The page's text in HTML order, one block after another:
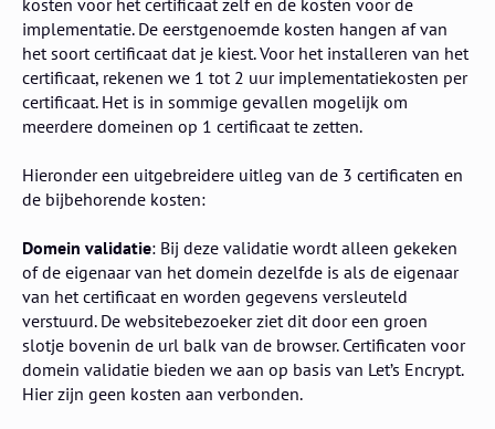
implementatie. De eerstgenoemde kosten hangen af van
het soort certificaat dat je kiest. Voor het installeren van het
certificaat, rekenen we 1 tot 2 uur implementatiekosten per
certificaat. Het is in sommige gevallen mogelijk om
meerdere domeinen op 1 certificaat te zetten.
Hieronder een uitgebreidere uitleg van de 3 certificaten en
de bijbehorende kosten:
Domein validatie: Bij deze validatie wordt alleen gekeken
of de eigenaar van het domein dezelfde is als de eigenaar
van het certificaat en worden gegevens versleuteld
verstuurd. De websitebezoeker ziet dit door een groen
slotje bovenin de url balk van de browser. Certificaten voor
domein validatie bieden we aan op basis van Let’s Encrypt.
Hier zijn geen kosten aan verbonden.